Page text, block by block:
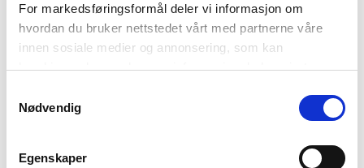
For markedsføringsformål deler vi informasjon om
hvordan du bruker nettstedet vårt med partnerne våre
innen sosiale medier og annonsering, som kan
kombinere den med annen informasjon du har gjort
din bruk av tjenestene deres. Les mer om hvilke
opplysninger vi samler og hva vi ber om samtykke til i
Nødvendig
Egenskaper
BYTIMO
BYTIMO
Dette produktet er kun tilgjengelig med "KJØP OG